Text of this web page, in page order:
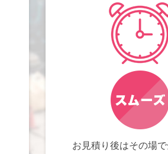
お見積り後はその場